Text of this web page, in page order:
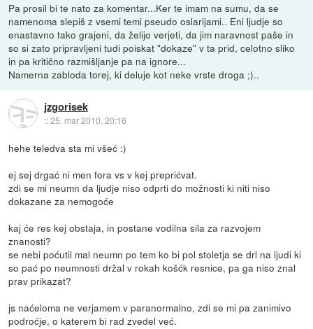
Pa prosil bi te nato za komentar...Ker te imam na sumu, da se
namenoma slepiš z vsemi temi pseudo oslarijami.. Eni ljudje so
enastavno tako grajeni, da želijo verjeti, da jim naravnost paše in
so si zato pripravljeni tudi poiskat "dokaze" v ta prid, celotno sliko
in pa kritično razmišljanje pa na ignore...
Namerna zabloda torej, ki deluje kot neke vrste droga ;)..
jzgorisek
::25. mar 2010, 20:16
hehe teledva sta mi všeć :)
ej sej drgać ni men fora vs v kej preprićvat.
zdi se mi neumn da ljudje niso odprti do možnosti ki niti niso
dokazane za nemogoće
kaj će res kej obstaja, in postane vodilna sila za razvojem
znanosti?
se nebi poćutil mal neumn po tem ko bi pol stoletja se drl na ljudi ki
so pać po neumnosti držal v rokah košćk resnice, pa ga niso znal
prav prikazat?
js naćeloma ne verjamem v paranormalno, zdi se mi pa zanimivo
podroćje, o katerem bi rad zvedel već.